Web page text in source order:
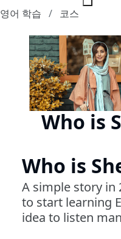
영어 학습 코스
Who is
Who is
A simple story in
to start learning
idea to listen